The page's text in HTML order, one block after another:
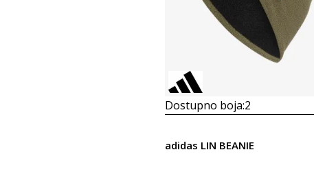
Dostupno boja:2
adidas LIN BEANIE